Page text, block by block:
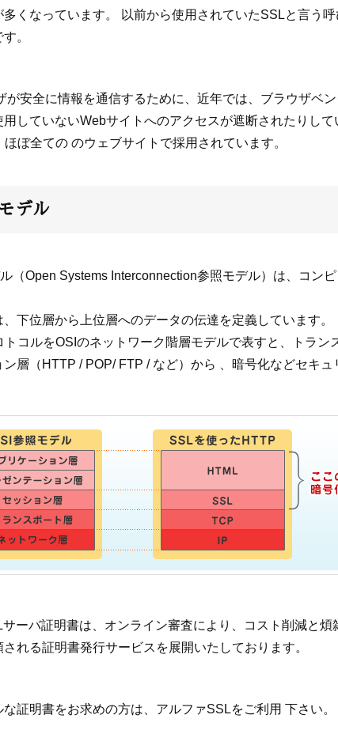
多くなっています。 以前から使用されていたSSLと言う
。
が安全に情報を通信するために、近年では、ブラウザベ
していないWebサイトへのアクセスが遮断されたりし
ぼ全ての のウェブサイトで採用されています。
デル
（Open Systems Interconnection参照モデル）は、コン
、下位層から上位層へのデータの伝達を定義しています。
トコルをOSIのネットワーク階層モデルで表すと、トラ
層（HTTP / POP/ FTP / など）から 、暗号化などセキュ
ーバ証明書は、オンライン審査により、コスト削減と
れる証明書発行サービスを展開いたしております。
な証明書をお求めの方は、アルファSSLをご利用 下さい。